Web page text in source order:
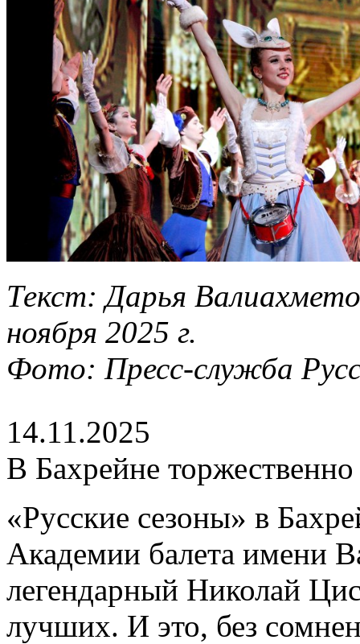
Текст: Дарья
ноября 2025 г.
Фото: Пресс-служба
14.11.2025
В Бахрейне
«Русские сезоны» в
Академии балета имени
легендарный Николай
лучших. И это, без